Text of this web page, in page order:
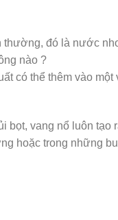
đó là nước
nào ?
có thể thêm vào
bọt, vang nổ luôn
hoặc trong những